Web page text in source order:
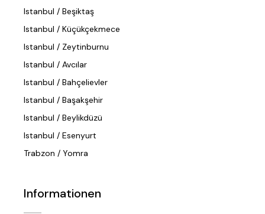
Istanbul / Beşiktaş
Istanbul / Küçükçekmece
Istanbul / Zeytinburnu
Istanbul / Avcılar
Istanbul / Bahçelievler
Istanbul / Başakşehir
Istanbul / Beylikdüzü
Istanbul / Esenyurt
Trabzon / Yomra
Informationen